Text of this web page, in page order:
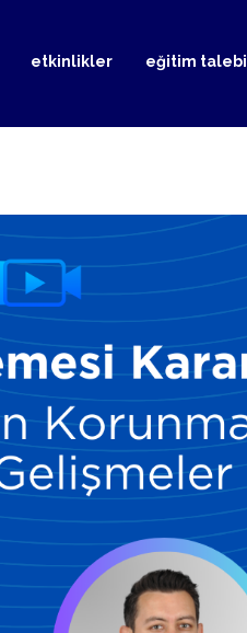
etkinlikler eğitim talebi